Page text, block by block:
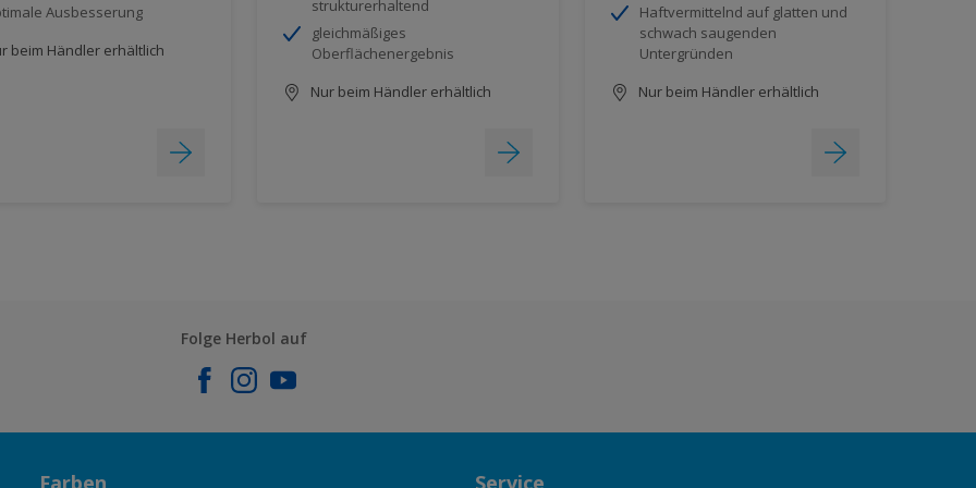
Ausbesserung
beim Händler erhältlich
strukturerhaltend
gleichmäßiges
Oberflächenergebnis
Nur beim Händler erhältlich
Haftvermittelnd auf glatten und
schwach saugenden
Untergründen
Nur beim Händler erhältlich
Folge Herbol auf
Farben Service